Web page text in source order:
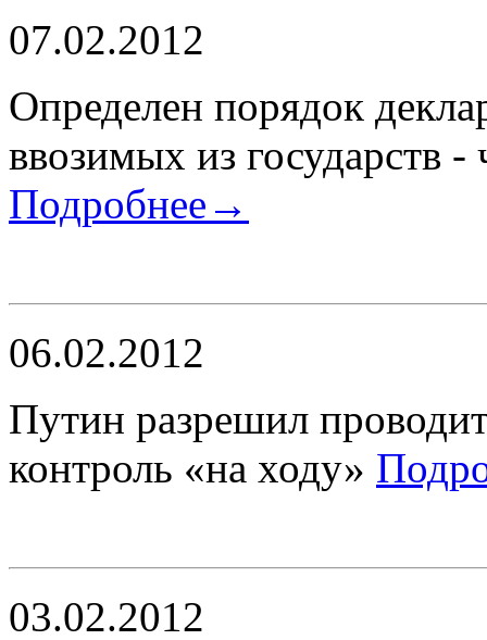
07.02.2012
Определен порядок
ввозимых из государств
Подробнее→
06.02.2012
Путин разрешил
контроль «на ходу»
03.02.2012